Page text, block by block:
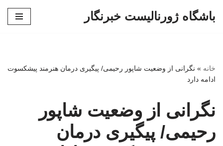
باشگاه ژورنالیست خبرنگار
خانه » نگرانی از وضعیت شاپور رحیمی/ پیگیری درمان هنرمند پیشکسوت
ادامه دارد
نگرانی از وضعیت شاپور
رحیمی/ پیگیری درمان